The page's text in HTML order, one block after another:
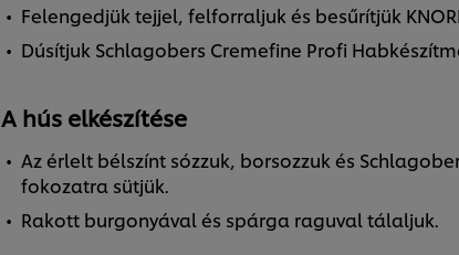
Felengedjük tejjel, felforraljuk és besűrítjük
Dúsítjuk Schlagobers Cremefine Profi
A hús elkészítése
Az érlelt bélszínt sózzuk, borsozzuk és
fokozatra sütjük.
Rakott burgonyával és spárga raguval tálaljuk.